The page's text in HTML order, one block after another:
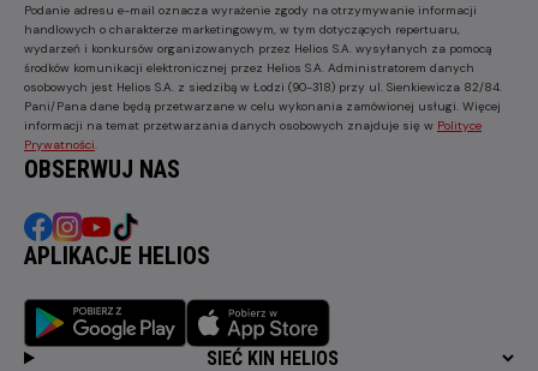
Podanie adresu e-mail oznacza wyrażenie zgody na otrzymywanie informacji
handlowych o charakterze marketingowym, w tym dotyczących repertuaru,
wydarzeń i konkursów organizowanych przez Helios S.A. wysyłanych za pomocą
środków komunikacji elektronicznej przez Helios S.A. Administratorem danych
osobowych jest Helios S.A. z siedzibą w Łodzi (90-318) przy ul. Sienkiewicza 82/84.
Pani/Pana dane będą przetwarzane w celu wykonania zamówionej usługi. Więcej
informacji na temat przetwarzania danych osobowych znajduje się w Polityce
Prywatności
OBSERWUJ NAS
APLIKACJE HELIOS
SIEĆ KIN HELIOS